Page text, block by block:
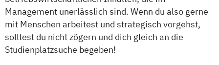
Management unerlässlich sind. Wenn du also gerne
mit Menschen arbeitest und strategisch vorgehst,
solltest du nicht zögern und dich gleich an die
Studienplatzsuche begeben!